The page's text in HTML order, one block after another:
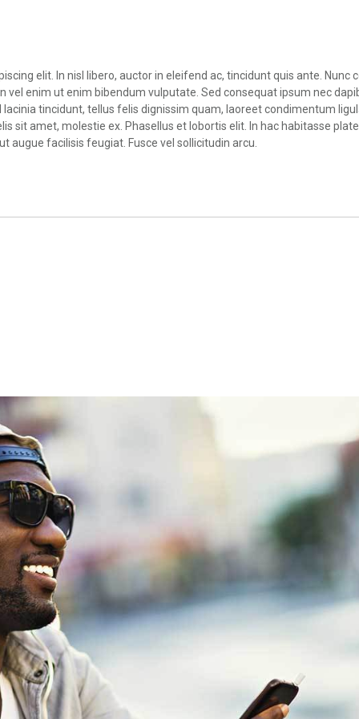
elit. In nisl libero, auctor in eleifend ac, tincidunt quis ante.
vel enim ut enim bibendum vulputate. Sed consequat ipsum nec
tincidunt, tellus felis dignissim quam, laoreet condimentum
sit amet, molestie ex. Phasellus et lobortis elit. In hac habitasse
augue facilisis feugiat. Fusce vel sollicitudin arcu.